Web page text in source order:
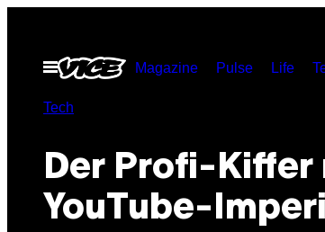
contentOpen
Menu
Magazine Pulse Life
Tech
Der Profi-Kiffer
YouTube-